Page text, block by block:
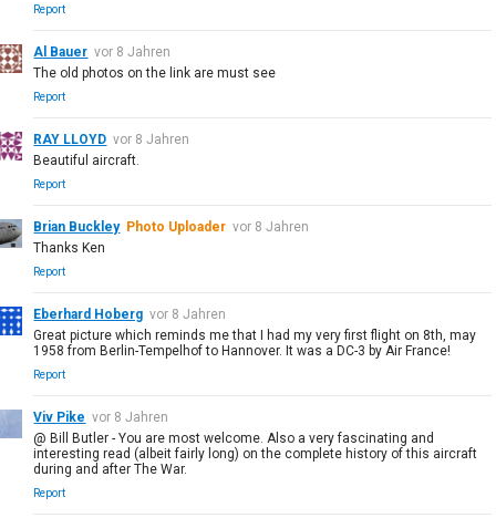
Report
Al Bauer vor 8 Jahren
The old photos on the link are must see
Report
RAY LLOYD vor 8 Jahren
Beautiful aircraft.
Report
Brian Buckley Photo Uploader vor 8 Jahren
Thanks Ken
Report
Eberhard Hoberg vor 8 Jahren
Great picture which reminds me that I had my very first flight on 8th, may
1958 from Berlin-Tempelhof to Hannover. It was a DC-3 by Air France!
Report
Viv Pike vor 8 Jahren
@ Bill Butler - You are most welcome. Also a very fascinating and
interesting read (albeit fairly long) on the complete history of this aircraft
during and after The War.
Report